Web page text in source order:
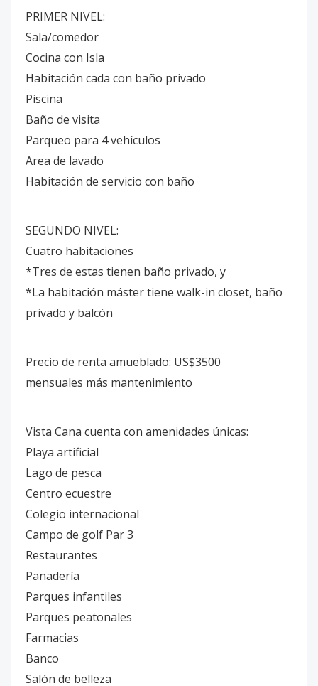
PRIMER NIVEL:
Sala/comedor
Cocina con Isla
Habitación cada con baño privado
Piscina
Baño de visita
Parqueo para 4 vehículos
Area de lavado
Habitación de servicio con baño
SEGUNDO NIVEL:
Cuatro habitaciones
*Tres de estas tienen baño privado, y
*La habitación máster tiene walk-in closet, baño
privado y balcón
Precio de renta amueblado: US$3500
mensuales más mantenimiento
Vista Cana cuenta con amenidades únicas:
Playa artificial
Lago de pesca
Centro ecuestre
Colegio internacional
Campo de golf Par 3
Restaurantes
Panadería
Parques infantiles
Parques peatonales
Farmacias
Banco
Salón de belleza